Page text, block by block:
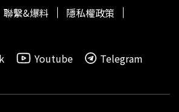
聯繫&爆料
隱私權政策
Youtube Telegram